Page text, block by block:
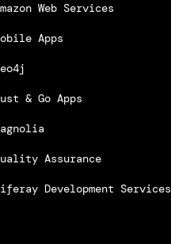
Web Services
Apps
& Go Apps
Assurance
Development Services